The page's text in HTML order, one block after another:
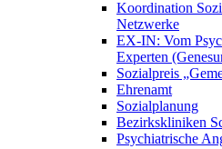
Koordination
Netzwerke
EX-IN: Vom
Experten
Sozialpreis
Ehrenamt
Sozialplanung
Bezirkskliniken
Psychiatrische